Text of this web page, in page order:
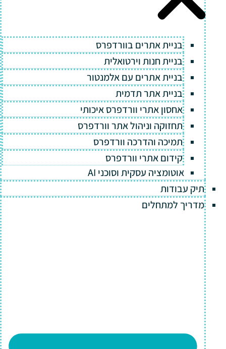
בניית אתרים בוורדפרס
בניית חנות וירטואלית
בניית אתרים עם אלמנטור
בניית אתר תדמית
אחסון אתרי וורדפרס איכותי
תחזוקה וניהול אתר וורדפרס
תמיכה והדרכה וורדפרס
קידום אתרי וורדפרס
אוטומציה עסקית וסוכני AI
תיק עבודות
מדריך למתחלים